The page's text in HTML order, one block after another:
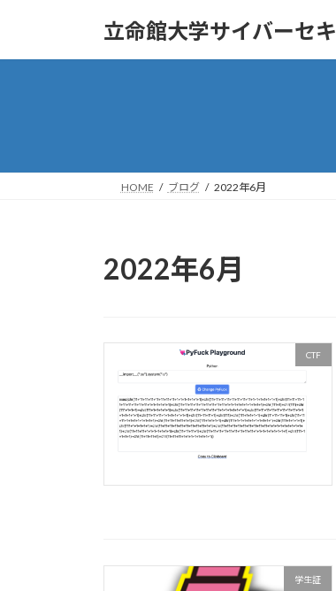
立命館大学サイバーセ
HOME ブログ 2022年6月
2022年6月
CTF
学生証